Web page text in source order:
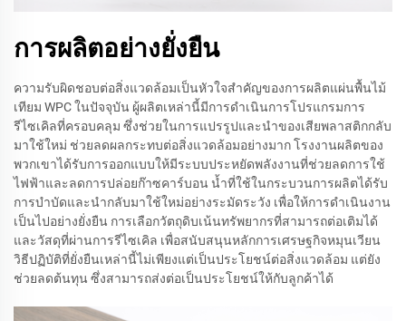
การผลิตอย่างยั่งยืน
ความรับผิดชอบต่อสิ่งแวดล้อมเป็นหัวใจสำคัญของการผลิตแผ่นพื้นไม้
เทียม WPC ในปัจจุบัน ผู้ผลิตเหล่านี้มีการดำเนินการโปรแกรมการ
รีไซเคิลที่ครอบคลุม ซึ่งช่วยในการแปรรูปและนำของเสียพลาสติกกลับ
มาใช้ใหม่ ช่วยลดผลกระทบต่อสิ่งแวดล้อมอย่างมาก โรงงานผลิตของ
พวกเขาได้รับการออกแบบให้มีระบบประหยัดพลังงานที่ช่วยลดการใช้
ไฟฟ้าและลดการปล่อยก๊าซคาร์บอน น้ำที่ใช้ในกระบวนการผลิตได้รับ
การบำบัดและนำกลับมาใช้ใหม่อย่างระมัดระวัง เพื่อให้การดำเนินงาน
เป็นไปอย่างยั่งยืน การเลือกวัตถุดิบเน้นทรัพยากรที่สามารถต่อเติมได้
และวัสดุที่ผ่านการรีไซเคิล เพื่อสนับสนุนหลักการเศรษฐกิจหมุนเวียน
วิธีปฏิบัติที่ยั่งยืนเหล่านี้ไม่เพียงแต่เป็นประโยชน์ต่อสิ่งแวดล้อม แต่ยัง
ช่วยลดต้นทุน ซึ่งสามารถส่งต่อเป็นประโยชน์ให้กับลูกค้าได้